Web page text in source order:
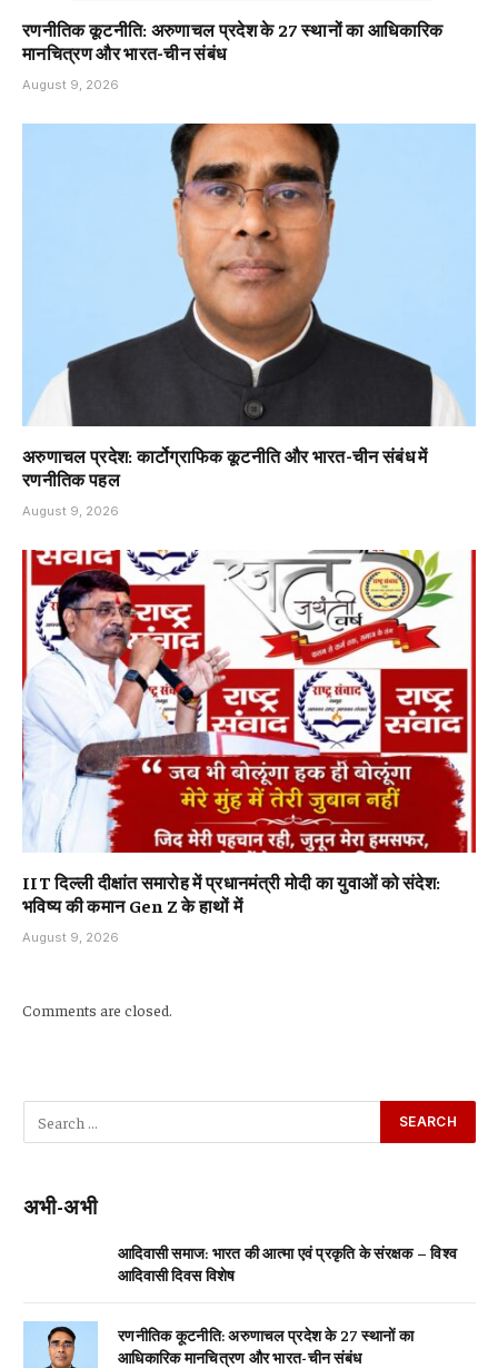
रणनीतिक कूटनीति: अरुणाचल प्रदेश के 27 स्थानों का आधिकारिक
मानचित्रण और भारत-चीन संबंध
August 9, 2026
अरुणाचल प्रदेश: कार्टोग्राफिक कूटनीति और भारत-चीन संबंध में
रणनीतिक पहल
August 9, 2026
IIT दिल्ली दीक्षांत समारोह में प्रधानमंत्री मोदी का युवाओं को संदेश:
भविष्य की कमान Gen Z के हाथों में
August 9, 2026
Comments are closed.
अभी-अभी
आदिवासी समाज: भारत की आत्मा एवं प्रकृति के संरक्षक – विश्व
आदिवासी दिवस विशेष
रणनीतिक कूटनीति: अरुणाचल प्रदेश के 27 स्थानों का
आधिकारिक मानचित्रण और भारत-चीन संबंध